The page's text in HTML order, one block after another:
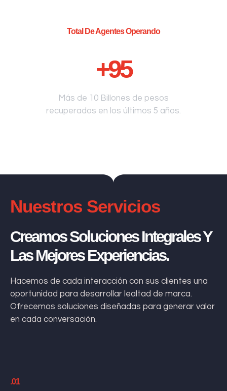
Total De Agentes Operando
+95
Más de 10 Billones de pesos
recuperados en los últimos 5 años.
Nuestros Servicios
Creamos Soluciones Integrales Y
Las Mejores Experiencias.
Hacemos de cada interacción con sus clientes una
oportunidad para desarrollar lealtad de marca.
Ofrecemos soluciones diseñadas para generar valor
en cada conversación.
.01